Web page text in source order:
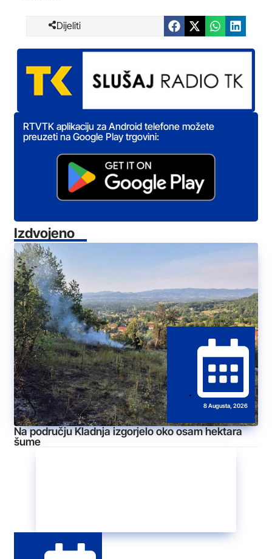
Dijeliti
RTVTK aplikaciju za Android telefone možete
preuzeti na Google Play trgovini:
Izdvojeno
8 Augusta, 2026
Na području Kladnja izgorjelo oko osam hektara
šume